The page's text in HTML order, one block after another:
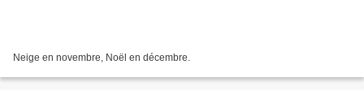
Neige en novembre, Noël en décembre.